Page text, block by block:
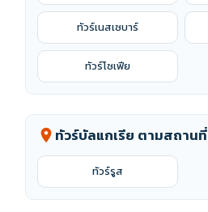
ทัวร์เนสเซบาร์
ทัวร์โซเฟีย
location_on ทัวร์บัลแกเรีย ตามสถานที่
ทัวร์รูส